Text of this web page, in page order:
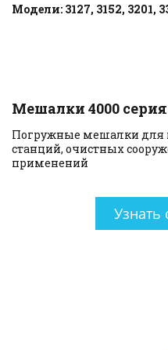
Модели: 3127, 3152, 3201,
Мешалки 4000 серия
Погружные мешалки для
станций, очистных
применений
Узнать